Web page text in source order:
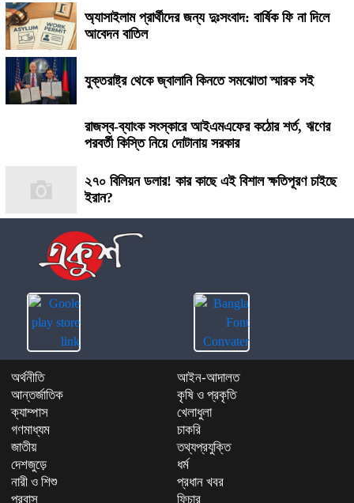
অ্যাসাইলাম প্রার্থীদের জন্য দুঃসংবাদ: বার্ষিক ফি না দিলে
আবেদন বাতিল
যুক্তরাষ্ট্র থেকে জ্বালানি কিনতে সমঝোতা স্মারক সই
রাজস্ব-ব্যাংক সংস্কারে আইএমএফের কঠোর শর্ত, ঋণের
পরবর্তী কিস্তি নিয়ে দোটানায় সরকার
২৭০ বিলিয়ন ডলার! কার কাছে এই বিশাল ক্ষতিপূরণ চাইছে
ইরান?
অর্থনীতি
আইন-আদালত
আন্তর্জাতিক
কৃষি ও প্রকৃতি
ক্যাম্পাস
খেলাধুলা
গণমাধ্যম
চাকরি
জাতীয়
তথ্যপ্রযুক্তি
দেশজুড়ে
ধর্ম
নারী ও শিশু
প্রধান খবর
প্রবাস
ফিচার